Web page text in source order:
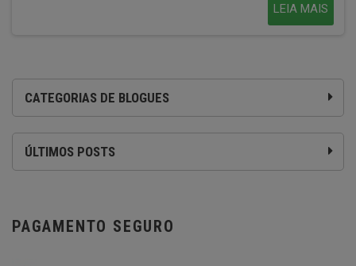
CATEGORIAS DE BLOGUES
ÚLTIMOS POSTS
LEIA MAIS
PAGAMENTO SEGURO